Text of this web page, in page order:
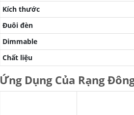
Kích thước
Đuôi đèn
Dimmable
Chất liệu
Ứng Dụng Của Rạng